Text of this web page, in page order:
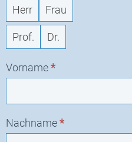
Herr Frau
Prof. Dr.
Vorname*
Nachname*